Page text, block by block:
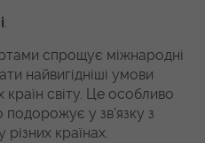
.
спрощує міжнародні
найвигідніші умови
країн світу. Це особливо
у зв’язку з
країнах.